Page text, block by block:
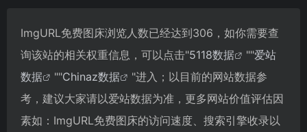
ImgURL免费图床浏览人数已经达到306，如你需要查
询该站的相关权重信息，可以点击"5118数据 ""爱站
数据
""Chinaz数据
"进入；以目前的网站数据参
考，建议大家请以爱站数据为准，更多网站价值评估因
素如：ImgURL免费图床的访问速度、搜索引擎收录以